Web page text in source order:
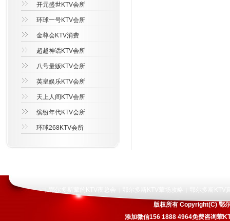
开元盛世KTV会所
环球一号KTV会所
金尊会KTV消费
超越神话KTV会所
八号量贩KTV会所
英皇娱乐KTV会所
天上人间KTV会所
缤纷年代KTV会所
环球268KTV会所
|
版权所有 Copyright(C) 鄂
添加微信156 1888 4964免费咨询荤